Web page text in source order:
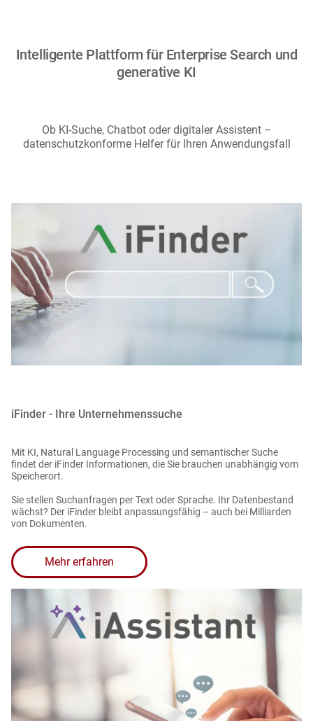
Intelligente Plattform für Enterprise Search und
generative KI
Ob KI-Suche, Chatbot oder digitaler Assistent –
datenschutzkonforme Helfer für Ihren Anwendungsfall
iFinder - Ihre Unternehmenssuche
Mit KI, Natural Language Processing und semantischer Suche
findet der iFinder Informationen, die Sie brauchen unabhängig vom
Speicherort.
Sie stellen Suchanfragen per Text oder Sprache. Ihr Datenbestand
wächst? Der iFinder bleibt anpassungsfähig – auch bei Milliarden
von Dokumenten.
Mehr erfahren